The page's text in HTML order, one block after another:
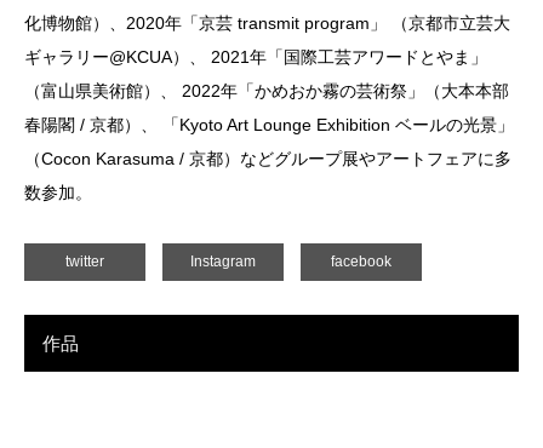
化博物館）、2020年「京芸 transmit program」 （京都市立芸大
ギャラリー@KCUA）、 2021年「国際工芸アワードとやま」
（富山県美術館）、 2022年「かめおか霧の芸術祭」（大本本部
春陽閣 / 京都）、 「Kyoto Art Lounge Exhibition ベールの光景」
（Cocon Karasuma / 京都）などグループ展やアートフェアに多
数参加。
twitter Instagram facebook
作品